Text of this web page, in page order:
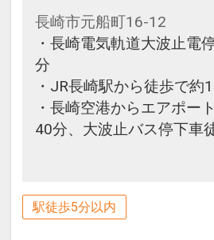
長崎市元船町16-12
・長崎電気軌道大波止電
分
・JR長崎駅から徒歩で約
・長崎空港からエアポー
40分、大波止バス停下車
駅徒歩5分以内